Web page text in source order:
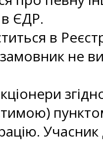
ЄДР.
в
не